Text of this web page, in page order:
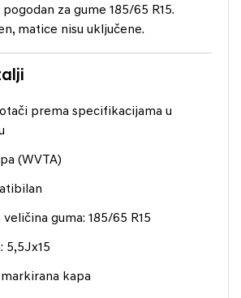
za gume 185/65 R15.
matice nisu uključene.
prema specifikacijama u
(WVTA)
guma: 185/65 R15
5,5Jx15
kapa